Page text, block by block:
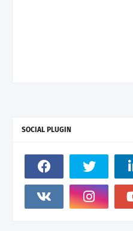
SOCIAL PLUGIN